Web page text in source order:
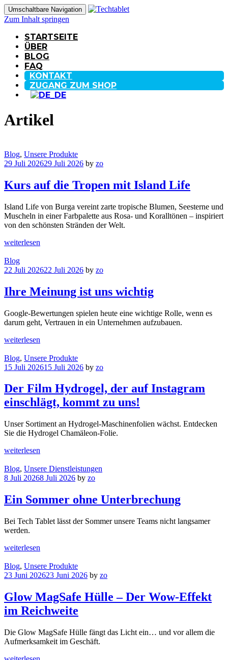
Umschaltbare Navigation
Zum Inhalt springen
STARTSEITE
ÜBER
BLOG
FAQ
KONTAKT
ZUGANG ZUM SHOP
Artikel
Blog, Unsere Produkte
29 Juli 202629 Juli 2026 by zo
Kurs auf die Tropen mit Island Life
Island Life von Burga vereint zarte tropische Blumen, Seesterne und
Muscheln in einer Farbpalette aus Rosa- und Koralltönen – inspiriert
von den schönsten Stränden der Welt.
weiterlesen
Blog
22 Juli 202622 Juli 2026 by zo
Ihre Meinung ist uns wichtig
Google-Bewertungen spielen heute eine wichtige Rolle, wenn es
darum geht, Vertrauen in ein Unternehmen aufzubauen.
weiterlesen
Blog, Unsere Produkte
15 Juli 202615 Juli 2026 by zo
Der Film Hydrogel, der auf Instagram
einschlägt, kommt zu uns!
Unser Sortiment an Hydrogel-Maschinenfolien wächst. Entdecken
Sie die Hydrogel Chamäleon-Folie.
weiterlesen
Blog, Unsere Dienstleistungen
8 Juli 20268 Juli 2026 by zo
Ein Sommer ohne Unterbrechung
Bei Tech Tablet lässt der Sommer unsere Teams nicht langsamer
werden.
weiterlesen
Blog, Unsere Produkte
23 Juni 202623 Juni 2026 by zo
Glow MagSafe Hülle – Der Wow-Effekt
im Reichweite
Die Glow MagSafe Hülle fängt das Licht ein… und vor allem die
Aufmerksamkeit im Geschäft.